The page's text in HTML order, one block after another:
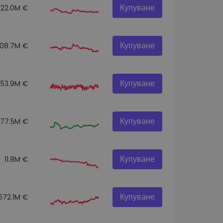
€ Купуване
€ Купуване
€ Купуване
77.5M € Купуване
11.8M € Купуване
€ Купуване